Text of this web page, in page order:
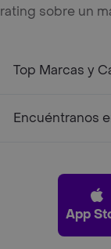
rating sobre un
Top Marcas y
Encuéntranos
App